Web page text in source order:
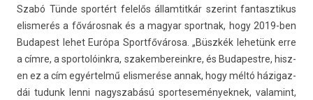
Szabó Tünde sportért felelős állam­titkár szerint fan­tasztikus
elis­merés a főváros­nak és a magyar sportnak, hogy 2019-ben
Budapest lehet Európa Sportfővárosa. „Büszkék lehetünk erre
a címre, a spor­tolóinkra, szakem­bereinkre, és Budapestre, hisz­
en ez a cím egyértelmű elis­merése annak, hogy méltó házigaz­
dái tudunk lenni nagys­zabású spor­tesemények­nek, valamint,